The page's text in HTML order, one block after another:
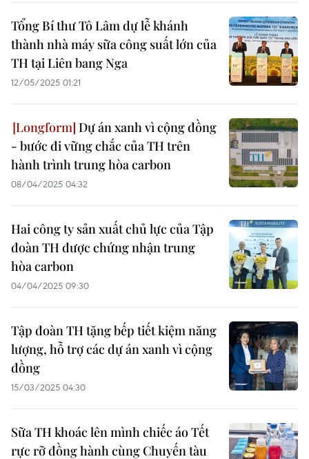
Tổng Bí thư Tô Lâm dự lễ khánh
thành nhà máy sữa công suất lớn của
TH tại Liên bang Nga
12/05/2025 01:21
Dự án xanh vì cộng đồng
- bước đi vững chắc của TH trên
hành trình trung hòa carbon
08/04/2025 04:32
Hai công ty sản xuất chủ lực của Tập
đoàn TH được chứng nhận trung
hòa carbon
04/04/2025 09:30
Tập đoàn TH tặng bếp tiết kiệm năng
lượng, hỗ trợ các dự án xanh vì cộng
đồng
15/03/2025 04:30
Sữa TH khoác lên mình chiếc áo Tết
rực rỡ đồng hành cùng Chuyến tàu